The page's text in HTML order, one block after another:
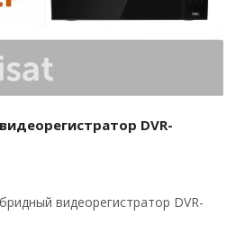
DVR-
видеорегистратор DVR-